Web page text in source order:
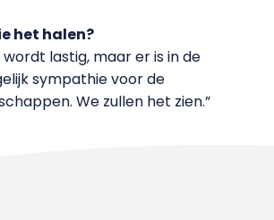
het halen?
wordt lastig, maar er is in de
sympathie voor de
We zullen het zien.”